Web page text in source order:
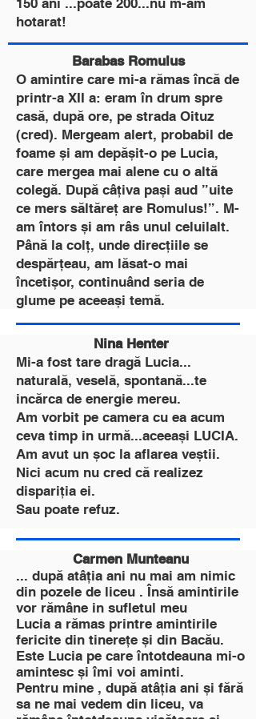
150 ani ...poate 200...nu m-am
hotarat!
Barabas Romulus
O amintire care mi-a rămas încă de
printr-a XII a: eram în drum spre
casă, după ore, pe strada Oituz
(cred). Mergeam alert, probabil de
foame și am depășit-o pe Lucia,
care mergea mai alene cu o altă
colegă. După câțiva pași aud ”uite
ce mers săltăreț are Romulus!”. M-
am întors și am râs unul celuilalt.
Până la colț, unde direcțiile se
despărțeau, am lăsat-o mai
încetișor, continuând seria de
glume pe aceeași temă.
Nina Henter
Mi-a fost tare dragă Lucia...
naturală, veselă, spontană...te
incărca de energie mereu.
Am vorbit pe camera cu ea acum
ceva timp in urmă...aceeași LUCIA.
Am avut un șoc la aflarea veștii.
Nici acum nu cred că realizez
dispariția ei.
Sau poate refuz.
Carmen Munteanu
... după atâția ani nu mai am nimic
din pozele de liceu . Însă amintirile
vor rămâne in sufletul meu
Lucia a rămas printre amintirile
fericite din tinerețe și din Bacău.
Este Lucia pe care întotdeauna mi-o
amintesc și îmi voi aminti.
Pentru mine , după atâția ani și fără
sa ne mai vedem din liceu, va